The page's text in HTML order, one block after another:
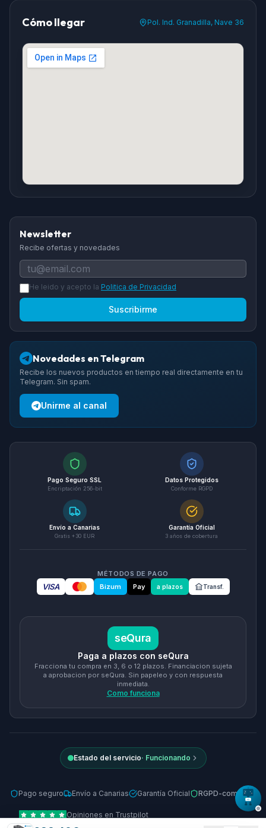
Cómo llegar Pol. Ind. Granadilla, Nave 36
Newsletter
Recibe ofertas y novedades
He leido y acepto la Politica de Privacidad
Suscribirme
Novedades en Telegram
Recibe los nuevos productos en tiempo real directamente en tu
Telegram. Sin spam.
Unirme al canal
Pago Seguro SSL
Encriptación 256-bit
Datos Protegidos
Conforme RGPD
Envío a Canarias
Gratis +30 EUR
Garantía Oficial
3 años de cobertura
MÉTODOS DE PAGO
VISA Bizum Pay a plazos Transf.
seQura
Paga a plazos con seQura
Fracciona tu compra en 3, 6 o 12 plazos. Financiacion sujeta
a aprobacion por seQura. Sin papeleo y con respuesta
inmediata.
Como funciona
Estado del servicio· Funcionando
Pago seguro Envío a Canarias Garantía Oficial RGPD-compliant
Opiniones en Trustpilot